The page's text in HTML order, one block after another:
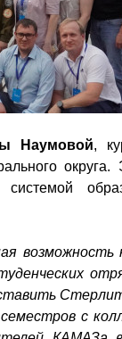
Наумовой,
округа.
системой
возможность
с